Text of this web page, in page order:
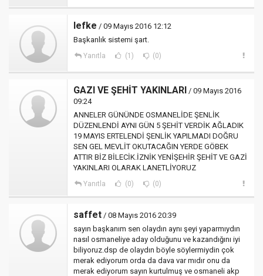
lefke / 09 Mayıs 2016 12:12
Başkanlık sistemi şart.
Yanıtla (1) (0)
GAZI VE ŞEHİT YAKINLARI / 09 Mayıs 2016
09:24
ANNELER GÜNÜNDE OSMANELİDE ŞENLİK
DÜZENLENDİ AYNI GÜN 5 ŞEHİT VERDİK AĞLADIK
19 MAYIS ERTELENDİ ŞENLİK YAPILMADI DOĞRU
SEN GEL MEVLİT OKUTACAĞIN YERDE GÖBEK
ATTIR BİZ BİLECİK.İZNİK YENİŞEHİR ŞEHİT VE GAZİ
YAKINLARI OLARAK LANETLİYORUZ
Yanıtla (0) (0)
saffet / 08 Mayıs 2016 20:39
sayın başkanım sen olaydın aynı şeyi yaparmıydın
nasıl osmaneliye aday olduğunu ve kazandığını iyi
biliyoruz.dsp de olaydın böyle söylermiydin çok
merak ediyorum orda da dava var mıdır onu da
merak ediyorum sayın kurtulmuş ve osmaneli akp